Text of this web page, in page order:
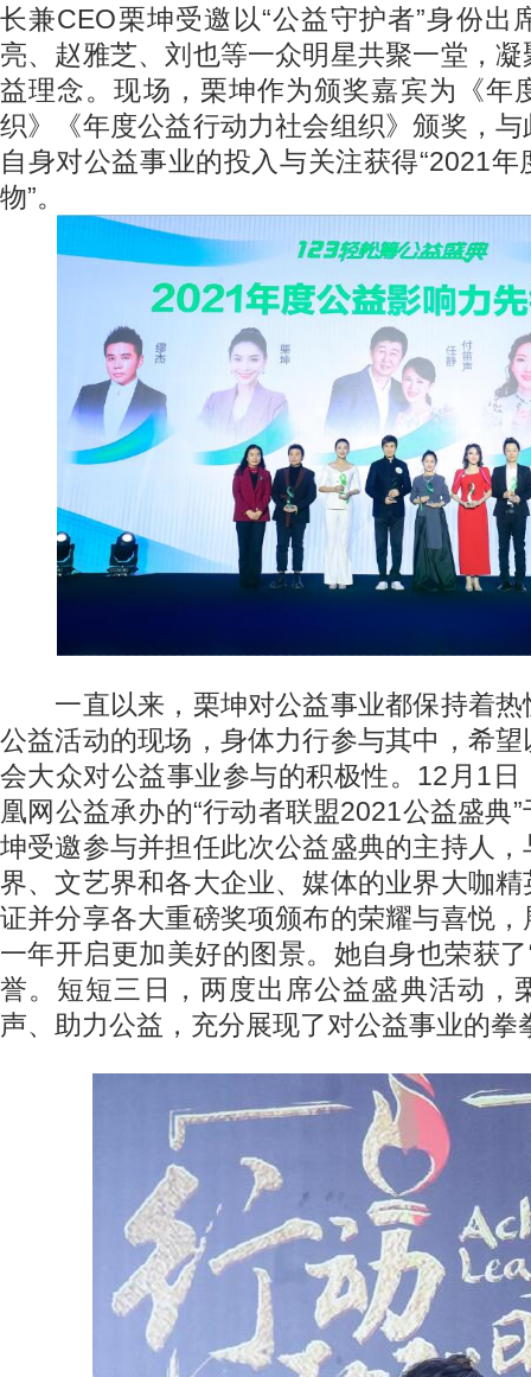
长兼CEO栗坤受邀以“公益守护者”身份出
亮、赵雅芝、刘也等一众明星共聚一堂，
益理念。现场，栗坤作为颁奖嘉宾为《年
织》《年度公益行动力社会组织》颁奖，
自身对公益事业的投入与关注获得“2021
物”。
一直以来，栗坤对公益事业都保持着热
公益活动的现场，身体力行参与其中，希
会大众对公益事业参与的积极性。12月1
凰网公益承办的“行动者联盟2021公益盛典
坤受邀参与并担任此次公益盛典的主持人
界、文艺界和各大企业、媒体的业界大咖
证并分享各大重磅奖项颁布的荣耀与喜悦
一年开启更加美好的图景。她自身也荣获
誉。短短三日，两度出席公益盛典活动，
声、助力公益，充分展现了对公益事业的拳